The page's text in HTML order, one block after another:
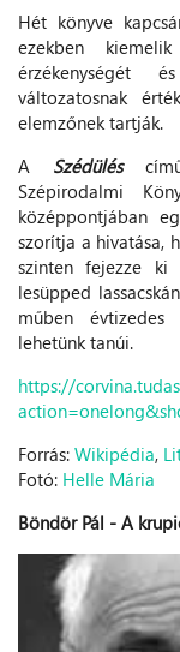
Hét könyve
ezekben
érzékenységét
változatosnak
elemzőnek tartják.
A Szédüléscímű
Szépirodalmi
középpontjában
szorítja a hivatása,
szinten fejezze
lesüpped
műben
lehetünk tanúi.
https://
Forrás: Wikipédia,
Fotó: Helle Mária
Böndör Pál - A